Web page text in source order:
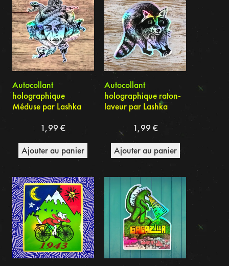
Autocollant
holographique
Méduse par Lashka
1,99€
Ajouter au panier
Autocollant
holographique raton-
laveur par Lashka
1,99 €
Ajouter au panier